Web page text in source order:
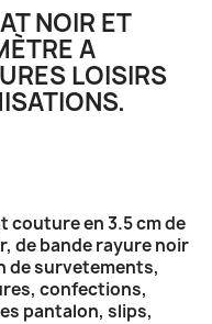
NOIR ET
A
LOISIRS
couture en 3.5 cm de
de bande rayure noir
de survetements,
confections,
pantalon, slips,